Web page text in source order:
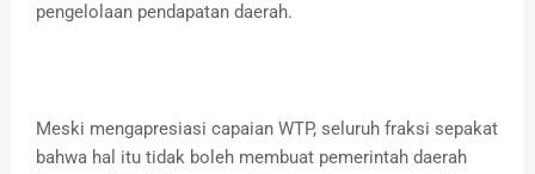
pengelolaan pendapatan daerah.
Meski mengapresiasi capaian WTP, seluruh fraksi sepakat
bahwa hal itu tidak boleh membuat pemerintah daerah